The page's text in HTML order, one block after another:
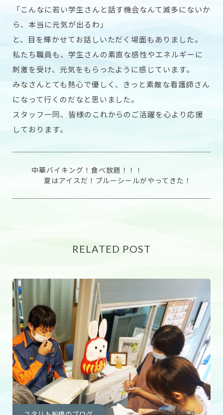
「こんなに若い学生さんと話す機会なんて滅多にないか
ら、本当に元気が出るわ」
と、目を輝かせてお話しいただく場面もありました。
私たち職員も、学生さんの素直な感性やエネルギーに
刺激を受け、元気をもらったように感じています。
みなさんとても熱心で優しく、きっと素敵な看護師さん
になって行くのだなと思いました。
スタッフ一同、皆様のこれからのご活躍を心より応援
しております。
中華バイキング！食べ放題！！！
夏はアイスだ！ブルーシールがやってきた！
RELATED POST